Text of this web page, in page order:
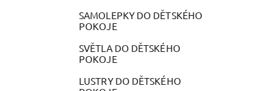
SAMOLEPKY DO DĚTSKÉHO
POKOJE
SVĚTLA DO DĚTSKÉHO
POKOJE
LUSTRY DO DĚTSKÉHO